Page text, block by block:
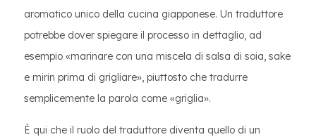
aromatico unico della cucina giapponese. Un traduttore
potrebbe dover spiegare il processo in dettaglio, ad
esempio «marinare con una miscela di salsa di soia, sake
e mirin prima di grigliare», piuttosto che tradurre
semplicemente la parola come «griglia».
È qui che il ruolo del traduttore diventa quello di un